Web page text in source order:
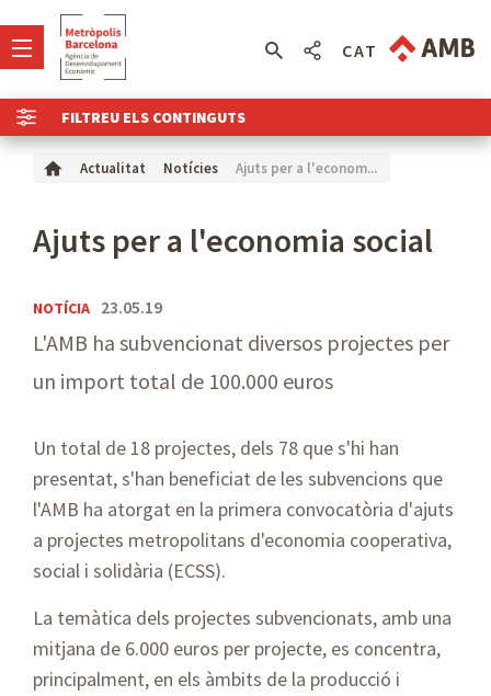
FILTREU ELS CONTINGUTS
CAT
Actualitat Notícies Ajuts per a l'econom...
Ajuts per a l'economia social
NOTÍCIA 23.05.19
L'AMB ha subvencionat diversos projectes per
un import total de 100.000 euros
Un total de 18 projectes, dels 78 que s'hi han
presentat, s'han beneficiat de les subvencions que
l'AMB ha atorgat en la primera convocatòria d'ajuts
a projectes metropolitans d'economia cooperativa,
social i solidària (ECSS).
La temàtica dels projectes subvencionats, amb una
mitjana de 6.000 euros per projecte, es concentra,
principalment, en els àmbits de la producció i